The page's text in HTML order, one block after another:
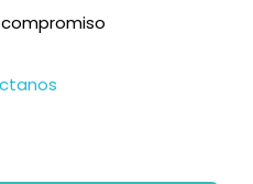
compromiso